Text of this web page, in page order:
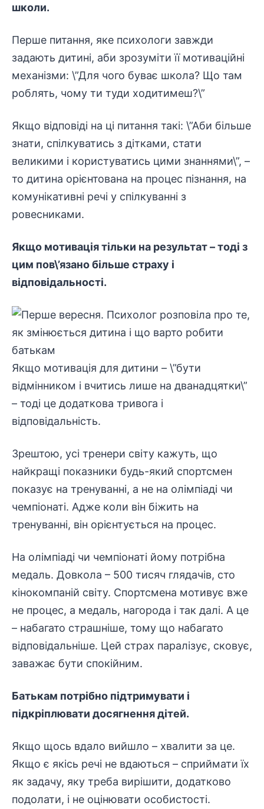
школи.
Перше питання, яке психологи завжди
задають дитині, аби зрозуміти її мотиваційні
механізми: \”Для чого буває школа? Що там
роблять, чому ти туди ходитимеш?\”
Якщо відповіді на ці питання такі: \”Аби більше
знати, спілкуватись з дітками, стати
великими і користуватись цими знаннями\”, –
то дитина орієнтована на процес пізнання, на
комунікативні речі у спілкуванні з
ровесниками.
Якщо мотивація тільки на результат – тоді з
цим пов\’язано більше страху і
відповідальності.
Якщо мотивація для дитини – \”бути
відмінником і вчитись лише на дванадцятки\”
– тоді це додаткова тривога і
відповідальність.
Зрештою, усі тренери світу кажуть, що
найкращі показники будь-який спортсмен
показує на тренуванні, а не на олімпіаді чи
чемпіонаті. Адже коли він біжить на
тренуванні, він орієнтується на процес.
На олімпіаді чи чемпіонаті йому потрібна
медаль. Довкола – 500 тисяч глядачів, сто
кінокомпаній світу. Спортсмена мотивує вже
не процес, а медаль, нагорода і так далі. А це
– набагато страшніше, тому що набагато
відповідальніше. Цей страх паралізує, сковує,
заважає бути спокійним.
Батькам потрібно підтримувати і
підкріплювати досягнення дітей.
Якщо щось вдало вийшло – хвалити за це.
Якщо є якісь речі не вдаються – сприймати їх
як задачу, яку треба вирішити, додатково
подолати, і не оцінювати особистості.